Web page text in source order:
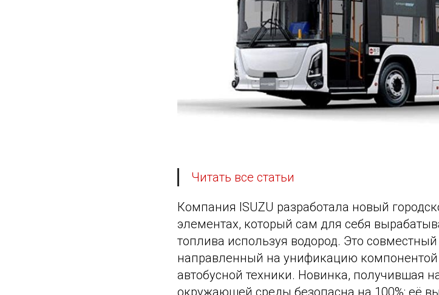
Читать все статьи
Компания ISUZU разработала новый
элементах, который сам для себя
топлива используя водород. Это
направленный на унификацию компонентой
автобусной техники. Новинка, получившая
окружающей среды безопасна на 100%: её